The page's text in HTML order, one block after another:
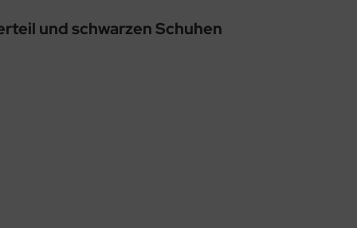
und schwarzen Schuhen